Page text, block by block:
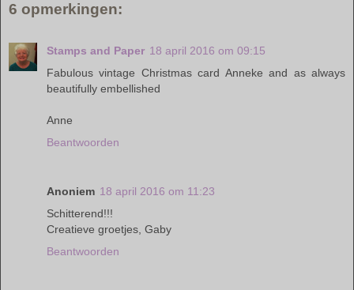
6 opmerkingen:
Stamps and Paper 18 april 2016 om 09:15
Fabulous vintage Christmas card Anneke and as always
beautifully embellished
Anne
Beantwoorden
Anoniem 18 april 2016 om 11:23
Schitterend!!!
Creatieve groetjes, Gaby
Beantwoorden